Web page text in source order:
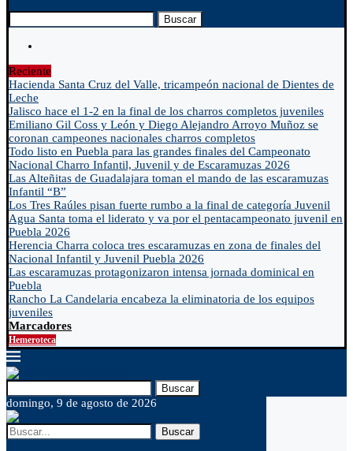
Buscar
Reciente
Hacienda Santa Cruz del Valle, tricampeón nacional de Dientes de
Leche
Jalisco hace el 1-2 en la final de los charros completos juveniles
Emiliano Gil Coss y León y Diego Alejandro Arroyo Muñoz se
coronan campeones nacionales charros completos
Todo listo en Puebla para las grandes finales del Campeonato
Nacional Charro Infantil, Juvenil y de Escaramuzas 2026
Las Alteñitas de Guadalajara toman el mando de las escaramuzas
Infantil “B”
Los Tres Raúles pisan fuerte rumbo a la final de categoría Juvenil
Agua Santa toma el liderato y va por el pentacampeonato juvenil en
Puebla 2026
Herencia Charra coloca tres escaramuzas en zona de finales del
Nacional Infantil y Juvenil Puebla 2026
Las escaramuzas protagonizaron intensa jornada dominical en
Puebla
Rancho La Candelaria encabeza la eliminatoria de los equipos
juveniles
Marcadores
Hemeroteca
Buscar
domingo, 9 de agosto de 2026
Buscar